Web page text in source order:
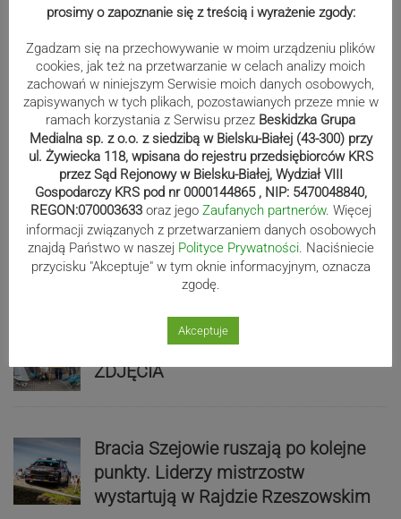
Reklama
Sport
Mistrzowie świata z MCK Żywiec!
ZDJĘCIA
Bracia Szejowie ruszają po kolejne
punkty. Liderzy mistrzostw
wystartują w Rajdzie Rzeszowskim
prosimy o zapoznanie się z treścią i wyrażenie zgody:
Zgadzam się na przechowywanie w moim urządzeniu plików
cookies, jak też na przetwarzanie w celach analizy moich
zachowań w niniejszym Serwisie moich danych osobowych,
zapisywanych w tych plikach, pozostawianych przeze mnie w
ramach korzystania z Serwisu przez Beskidzka Grupa
Medialna sp. z o.o. z siedzibą w Bielsku-Białej (43-300) przy
ul. Żywiecka 118, wpisana do rejestru przedsiębiorców KRS
przez Sąd Rejonowy w Bielsku-Białej, Wydział VIII
Gospodarczy KRS pod nr 0000144865 , NIP: 5470048840,
REGON:070003633 oraz jego Zaufanych partnerów. Więcej
informacji związanych z przetwarzaniem danych osobowych
znajdą Państwo w naszej Polityce Prywatności. Naciśniecie
przycisku "Akceptuje" w tym oknie informacyjnym, oznacza
zgodę.
Akceptuje